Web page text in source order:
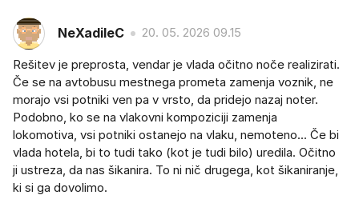
NeXadileC 20. 05. 2026 09.15
Rešitev je preprosta, vendar je vlada očitno noče realizirati.
Če se na avtobusu mestnega prometa zamenja voznik, ne
morajo vsi potniki ven pa v vrsto, da pridejo nazaj noter.
Podobno, ko se na vlakovni kompoziciji zamenja
lokomotiva, vsi potniki ostanejo na vlaku, nemoteno... Če bi
vlada hotela, bi to tudi tako (kot je tudi bilo) uredila. Očitno
ji ustreza, da nas šikanira. To ni nič drugega, kot šikaniranje,
ki si ga dovolimo.